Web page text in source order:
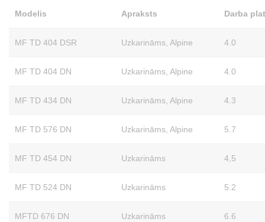
Modelis Apraksts Darba
MF TD 404 DSR Uzkarināms, Alpine 4.0
MF TD 404 DN Uzkarināms, Alpine 4.0
MF TD 434 DN Uzkarināms, Alpine 4.3
MF TD 576 DN Uzkarināms, Alpine 5.7
MF TD 454 DN Uzkarināms 4,5
MF TD 524 DN Uzkarināms 5.2
MFTD 676 DN Uzkarināms 6.6